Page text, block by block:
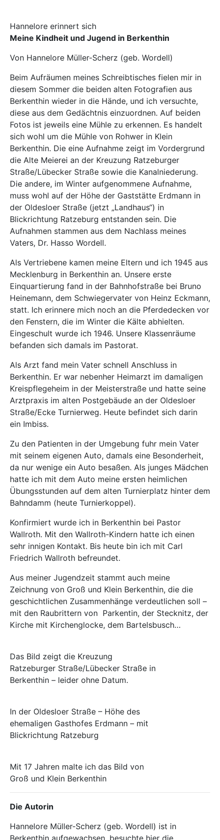
Hannelore erinnert sich
Meine Kindheit und Jugend in Berkenthin
Von Hannelore Müller-Scherz (geb. Wordell)
Beim Aufräumen meines Schreibtisches fielen mir in
diesem Sommer die beiden alten Fotografien aus
Berkenthin wieder in die Hände, und ich versuchte,
diese aus dem Gedächtnis einzuordnen. Auf beiden
Fotos ist jeweils eine Mühle zu erkennen. Es handelt
sich wohl um die Mühle von Rohwer in Klein
Berkenthin. Die eine Aufnahme zeigt im Vordergrund
die Alte Meierei an der Kreuzung Ratzeburger
Straße/Lübecker Straße sowie die Kanalniederung.
Die andere, im Winter aufgenommene Aufnahme,
muss wohl auf der Höhe der Gaststätte Erdmann in
der Oldesloer Straße (jetzt „Landhaus“) in
Blickrichtung Ratzeburg entstanden sein. Die
Aufnahmen stammen aus dem Nachlass meines
Vaters, Dr. Hasso Wordell.
Als Vertriebene kamen meine Eltern und ich 1945 aus
Mecklenburg in Berkenthin an. Unsere erste
Einquartierung fand in der Bahnhofstraße bei Bruno
Heinemann, dem Schwiegervater von Heinz Eckmann,
statt. Ich erinnere mich noch an die Pferdedecken vor
den Fenstern, die im Winter die Kälte abhielten.
Eingeschult wurde ich 1946. Unsere Klassenräume
befanden sich damals im Pastorat.
Als Arzt fand mein Vater schnell Anschluss in
Berkenthin. Er war nebenher Heimarzt im damaligen
Kreispflegeheim in der Meisterstraße und hatte seine
Arztpraxis im alten Postgebäude an der Oldesloer
Straße/Ecke Turnierweg. Heute befindet sich darin
ein Imbiss.
Zu den Patienten in der Umgebung fuhr mein Vater
mit seinem eigenen Auto, damals eine Besonderheit,
da nur wenige ein Auto besaßen. Als junges Mädchen
hatte ich mit dem Auto meine ersten heimlichen
Übungsstunden auf dem alten Turnierplatz hinter dem
Bahndamm (heute Turnierkoppel).
Konfirmiert wurde ich in Berkenthin bei Pastor
Wallroth. Mit den Wallroth-Kindern hatte ich einen
sehr innigen Kontakt. Bis heute bin ich mit Carl
Friedrich Wallroth befreundet.
Aus meiner Jugendzeit stammt auch meine
Zeichnung von Groß und Klein Berkenthin, die die
geschichtlichen Zusammenhänge verdeutlichen soll –
mit den Raubrittern von Parkentin, der Stecknitz, der
Kirche mit Kirchenglocke, dem Bartelsbusch…
Das Bild zeigt die Kreuzung
Ratzeburger Straße/Lübecker Straße in
Berkenthin – leider ohne Datum.
In der Oldesloer Straße – Höhe des
ehemaligen Gasthofes Erdmann – mit
Blickrichtung Ratzeburg
Mit 17 Jahren malte ich das Bild von
Groß und Klein Berken­thin
Die Autorin
Hannelore Müller-Scherz (geb. Wordell) ist in
Berkenthin aufgewachsen, besuchte hier die